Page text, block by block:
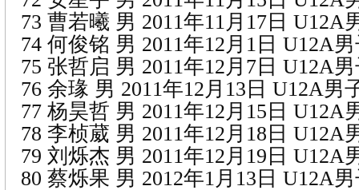
73 曹若曦 男 2011年11月17日 U12A
74 何俊铭 男 2011年12月1日 U12A
75 张哲启 男 2011年12月7日 U12A
76 余瑑 男 2011年12月13日 U12A男
77 杨昊哲 男 2011年12月15日 U12A
78 李桢葳 男 2011年12月18日 U12A
79 刘烁杰 男 2011年12月19日 U12A
80 蔡烁果 男 2012年1月13日 U12A